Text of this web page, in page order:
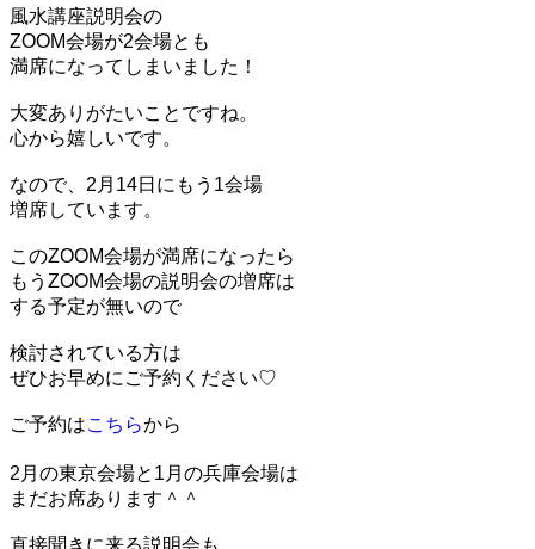
風水講座説明会の
ZOOM会場が2会場とも
満席になってしまいました！
大変ありがたいことですね。
心から嬉しいです。
なので、2月14日にもう1会場
増席しています。
このZOOM会場が満席になったら
もうZOOM会場の説明会の増席は
する予定が無いので
検討されている方は
ぜひお早めにご予約ください♡
ご予約はこちらから
2月の東京会場と1月の兵庫会場は
まだお席あります＾＾
直接聞きに来る説明会も